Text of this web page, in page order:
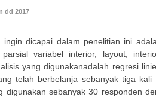
dd 2017
ingin dicapai dalam penelitian ini
variabel interior, layout,
yang digunakanadalah regresi
telah berbelanja sebanyak tiga
digunakan sebanyak 30 responden